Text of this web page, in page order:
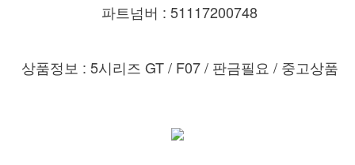
파트넘버 : 51117200748
상품정보 : 5시리즈 GT/ F07 / 판금필요 / 중고상품